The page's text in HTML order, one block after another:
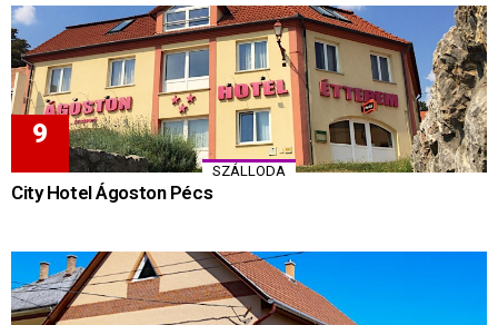
SZÁLLODA
City Hotel Ágoston Pécs